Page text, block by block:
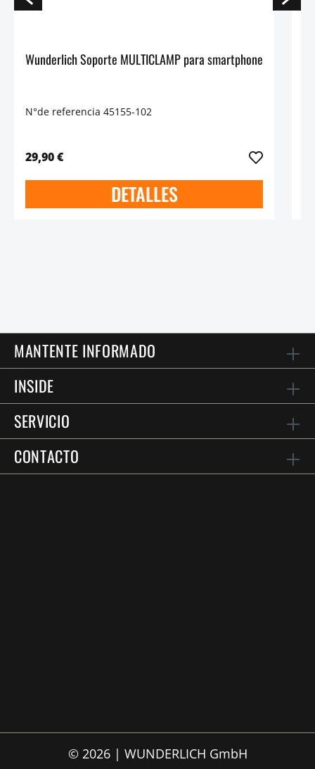
Wunderlich Soporte MULTICLAMP para smartphone
N°de referencia 45155-102
29,90 €
DETALLES
MANTENTE INFORMADO
INSIDE
SERVICIO
CONTACTO
© 2026 | WUNDERLICH GmbH